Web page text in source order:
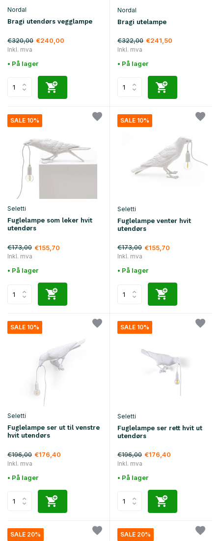
Nordal
Bragi utendørs vegglampe
€320,00 €240,00
Inkl. mva
• På lager
Nordal
Bragi utelampe
€322,00 €241,50
Inkl. mva
• På lager
SALE 10%
Seletti
Fuglelampe som leker hvit
utendørs
€173,00 €155,70
Inkl. mva
• På lager
SALE 10%
Seletti
Fuglelampe venter hvit
utendørs
€173,00 €155,70
Inkl. mva
• På lager
SALE 10%
Seletti
Fuglelampe ser ut til venstre
hvit utendørs
€196,00 €176,40
Inkl. mva
• På lager
SALE 10%
Seletti
Fuglelampe ser rett hvit ut
utendørs
€196,00 €176,40
Inkl. mva
• På lager
SALE 20% SALE 20%